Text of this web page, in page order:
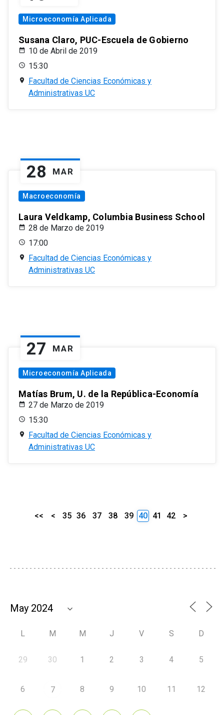
Microeconomía Aplicada
Susana Claro, PUC-Escuela de Gobierno
10 de Abril de 2019
15:30
Facultad de Ciencias Económicas y
Administrativas UC
28 MAR
Macroeconomía
Laura Veldkamp, Columbia Business School
28 de Marzo de 2019
17:00
Facultad de Ciencias Económicas y
Administrativas UC
27 MAR
Microeconomía Aplicada
Matías Brum, U. de la República-Economía
27 de Marzo de 2019
15:30
Facultad de Ciencias Económicas y
Administrativas UC
<< < 35 36 37 38 39 40 41 42 >
L M M J V S D
29 30 1 2 3 4 5
6 7 8 9 10 11 12